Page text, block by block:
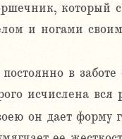
который
и ногами
в заботе
исчислена вся
он дает форму